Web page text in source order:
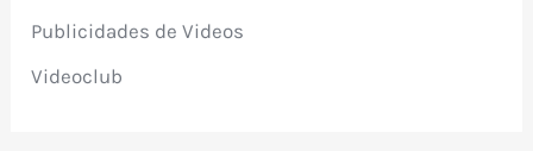
Publicidades de Videos
Videoclub